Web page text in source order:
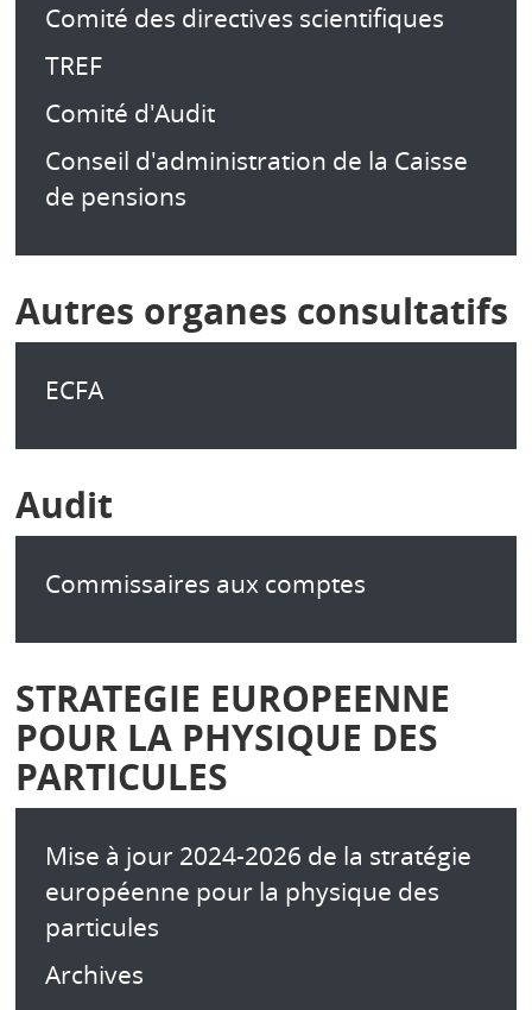
Comité des directives scientifiques
TREF
Comité d'Audit
Conseil d'administration de la Caisse
de pensions
Autres organes consultatifs
ECFA
Audit
Commissaires aux comptes
STRATEGIE EUROPEENNE
POUR LA PHYSIQUE DES
PARTICULES
Mise à jour 2024-2026 de la stratégie
européenne pour la physique des
particules
Archives